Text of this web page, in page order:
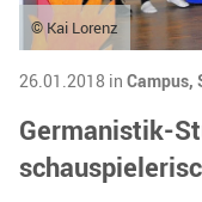
© Kai Lorenz
26.01.2018 in Campus,
Germanistik-